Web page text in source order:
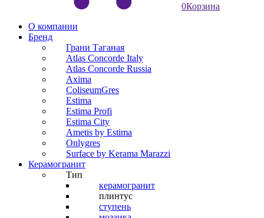
0Корзина
О компании
Бренд
Грани Таганая
Atlas Concorde Italy
Atlas Concorde Russia
Axima
ColiseumGres
Estima
Estima Profi
Estima City
Ametis by Estima
Onlygres
Surface by Kerama Marazzi
Керамогранит
Тип
керамогранит
плинтус
ступень